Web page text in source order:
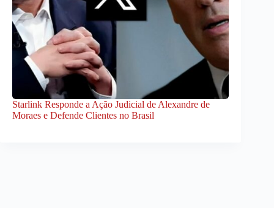
Starlink Responde a Ação Judicial de Alexandre de
Moraes e Defende Clientes no Brasil